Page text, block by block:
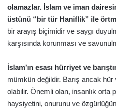
olamazlar. İslam ve iman
üstünü “bir tür Haniflik” ile
bir arayış biçimidir ve saygı
karşısında korunması ve
İslam’ın esası hürriyet ve
mümkün değildir. Barış ancak
olabilir. Önemli olan, insanlık orta
haysiyetini, onurunu ve